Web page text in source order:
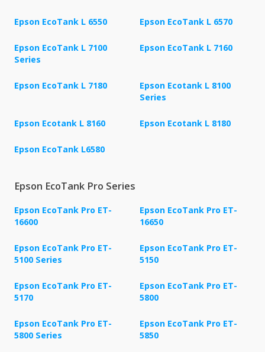
Epson EcoTank L 6550 Epson EcoTank L 6570
Epson EcoTank L 7100
Series
Epson EcoTank L 7160
Epson EcoTank L 7180
Epson Ecotank L 8100
Series
Epson Ecotank L 8160 Epson Ecotank L 8180
Epson EcoTank L6580
Epson EcoTank Pro Series
Epson EcoTank Pro ET-
16600
Epson EcoTank Pro ET-
16650
Epson EcoTank Pro ET-
5100 Series
Epson EcoTank Pro ET-
5150
Epson EcoTank Pro ET-
5170
Epson EcoTank Pro ET-
5800
Epson EcoTank Pro ET-
5800 Series
Epson EcoTank Pro ET-
5850